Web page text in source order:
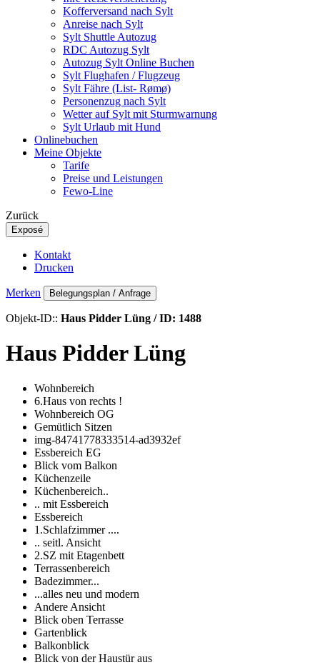
Kofferversand nach Sylt
Anreise nach Sylt
Sylt Shuttle Autozug
RDC Autozug Sylt
Autozug Sylt Online Buchen
Sylt Flughafen / Flugzeug
Sylt Fähre (List- Rømø)
Personenzug nach Sylt
Wetter auf Sylt mit Sturmwarnung
Sylt Urlaub mit Hund
Onlinebuchen
Meine Objekte
Tarife
Preise und Leistungen
Fewo-Line
Zurück
Exposé
Kontakt
Drucken
Merken Belegungsplan / Anfrage
Objekt-ID:: Haus Pidder Lüng / ID: 1488
Haus Pidder Lüng
Wohnbereich
6.Haus von rechts !
Wohnbereich OG
Gemütlich Sitzen
img-84741778333514-ad3932ef
Essbereich EG
Blick vom Balkon
Küchenzeile
Küchenbereich..
.. mit Essbereich
Essbereich
1.Schlafzimmer ....
.. seitl. Ansicht
2.SZ mit Etagenbett
Terrassenbereich
Badezimmer...
...alles neu und modern
Andere Ansicht
Blick oben Terrasse
Gartenblick
Balkonblick
Blick von der Haustür aus